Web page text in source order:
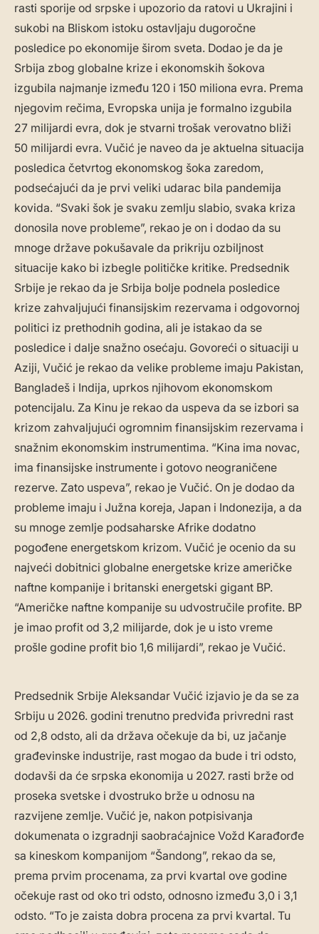
rasti sporije od srpske i upozorio da ratovi u Ukrajini i
sukobi na Bliskom istoku ostavljaju dugoročne
posledice po ekonomije širom sveta. Dodao je da je
Srbija zbog globalne krize i ekonomskih šokova
izgubila najmanje između 120 i 150 miliona evra. Prema
njegovim rečima, Evropska unija je formalno izgubila
27 milijardi evra, dok je stvarni trošak verovatno bliži
50 milijardi evra. Vučić je naveo da je aktuelna situacija
posledica četvrtog ekonomskog šoka zaredom,
podsećajući da je prvi veliki udarac bila pandemija
kovida. “Svaki šok je svaku zemlju slabio, svaka kriza
donosila nove probleme”, rekao je on i dodao da su
mnoge države pokušavale da prikriju ozbiljnost
situacije kako bi izbegle političke kritike. Predsednik
Srbije je rekao da je Srbija bolje podnela posledice
krize zahvaljujući finansijskim rezervama i odgovornoj
politici iz prethodnih godina, ali je istakao da se
posledice i dalje snažno osećaju. Govoreći o situaciji u
Aziji, Vučić je rekao da velike probleme imaju Pakistan,
Bangladeš i Indija, uprkos njihovom ekonomskom
potencijalu. Za Kinu je rekao da uspeva da se izbori sa
krizom zahvaljujući ogromnim finansijskim rezervama i
snažnim ekonomskim instrumentima. “Kina ima novac,
ima finansijske instrumente i gotovo neograničene
rezerve. Zato uspeva”, rekao je Vučić. On je dodao da
probleme imaju i Južna koreja, Japan i Indonezija, a da
su mnoge zemlje podsaharske Afrike dodatno
pogođene energetskom krizom. Vučić je ocenio da su
najveći dobitnici globalne energetske krize američke
naftne kompanije i britanski energetski gigant BP.
“Američke naftne kompanije su udvostručile profite. BP
je imao profit od 3,2 milijarde, dok je u isto vreme
prošle godine profit bio 1,6 milijardi”, rekao je Vučić.
Predsednik Srbije Aleksandar Vučić izjavio je da se za
Srbiju u 2026. godini trenutno predviđa privredni rast
od 2,8 odsto, ali da država očekuje da bi, uz jačanje
građevinske industrije, rast mogao da bude i tri odsto,
dodavši da će srpska ekonomija u 2027. rasti brže od
proseka svetske i dvostruko brže u odnosu na
razvijene zemlje. Vučić je, nakon potpisivanja
dokumenata o izgradnji saobraćajnice Vožd Karađorđe
sa kineskom kompanijom “Šandong”, rekao da se,
prema prvim procenama, za prvi kvartal ove godine
očekuje rast od oko tri odsto, odnosno između 3,0 i 3,1
odsto. “To je zaista dobra procena za prvi kvartal. Tu